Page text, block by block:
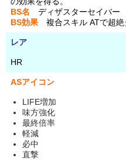
BS名 ディザスターセイバー
BS効果 複合スキル ATで超絶
レア
HR
ASアイコン
LIFE増加
味方強化
最終倍率
軽減
必中
直撃